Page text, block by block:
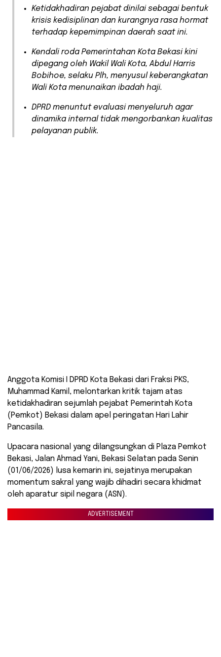
​Ketidakhadiran pejabat dinilai sebagai bentuk
krisis kedisiplinan dan kurangnya rasa hormat
terhadap kepemimpinan daerah saat ini.
​Kendali roda Pemerintahan Kota Bekasi kini
dipegang oleh Wakil Wali Kota, Abdul Harris
Bobihoe, selaku Plh, menyusul keberangkatan
Wali Kota menunaikan ibadah haji.
​DPRD menuntut evaluasi menyeluruh agar
dinamika internal tidak mengorbankan kualitas
pelayanan publik.
​Anggota Komisi I DPRD Kota Bekasi dari Fraksi PKS,
Muhammad Kamil, melontarkan kritik tajam atas
ketidakhadiran sejumlah pejabat Pemerintah Kota
(Pemkot) Bekasi dalam apel peringatan Hari Lahir
Pancasila.
Upacara nasional yang dilangsungkan di Plaza Pemkot
Bekasi, Jalan Ahmad Yani, Bekasi Selatan pada Senin
(01/06/2026) lusa kemarin ini, sejatinya merupakan
momentum sakral yang wajib dihadiri secara khidmat
oleh aparatur sipil negara (ASN).
ADVERTISEMENT